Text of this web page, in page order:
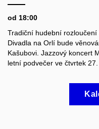
od 18:00
Tradiční hudební
Divadla na Orlí bude
Kašubovi. Jazzový koncert
letní podvečer ve čtvrtek 27.